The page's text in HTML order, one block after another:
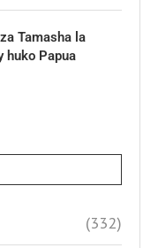
Tamasha la
huko Papua
(332)